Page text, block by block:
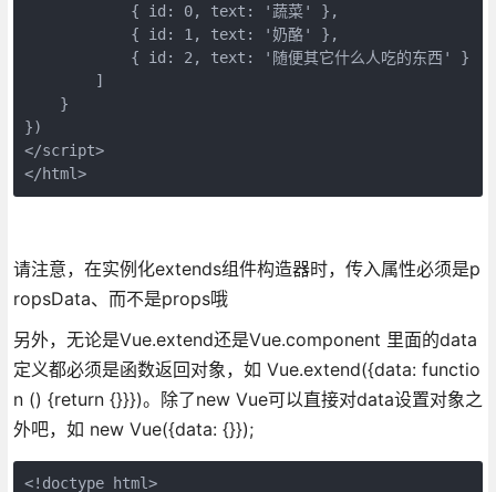
            { id: 0, text: '蔬菜' },
            { id: 1, text: '奶酪' },
            { id: 2, text: '随便其它什么人吃的东西' }
        ]
    }
})
</script>
</html>
请注意，在实例化extends组件构造器时，传入属性必须是p
ropsData、而不是props哦
另外，无论是Vue.extend还是Vue.component 里面的data
定义都必须是函数返回对象，如 Vue.extend({data: functio
n () {return {}}})。除了new Vue可以直接对data设置对象之
外吧，如 new Vue({data: {}});
<!doctype html>